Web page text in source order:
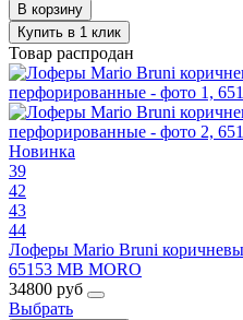
В корзину
Купить в 1 клик
Товар распродан
Новинка
39
42
43
44
Лоферы Mario Bruni
65153 MB MORO
34800 руб
Выбрать